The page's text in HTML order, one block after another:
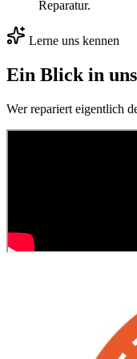
Reparatur.
Lerne uns kennen
Ein Blick in
Wer repariert eigentlich